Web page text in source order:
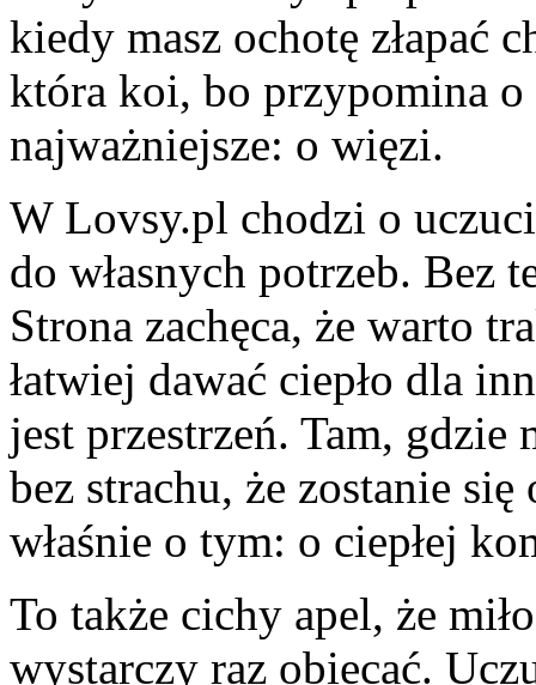
kiedy masz ochotę złapać
która koi, bo przypomina o
najważniejsze: o więzi.
W Lovsy.pl chodzi o
do własnych potrzeb. Bez
Strona zachęca, że warto
łatwiej dawać ciepło dla
jest przestrzeń. Tam, gdzie
bez strachu, że zostanie
właśnie o tym: o ciepłej
To także cichy apel, że
wystarczy raz obiecać.